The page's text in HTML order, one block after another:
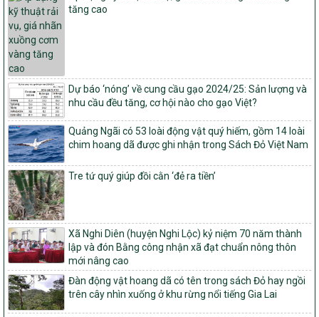
đạt nông thôn mới hiện đại và tỉnh, thành phố hoàn thành nhiệm
vụ xây dựng nông thôn mới giai đoạn 2026 – 2030
Quyết định số 16/2026/QĐ-TTg
Quy định nguyên tắc, tiêu chí, định mức phân bổ ngân sách trung
ương và tỉ lệ vốn đối ứng ngân sách của địa phương thực hiện
Chương trình mục tiêu quốc gia xây dựng nông thôn mới, giảm
nghèo bền vững và phát triển kinh tế – xã hội vùng đồng bào dân
tộc thiểu số và miền núi giai đoạn 2026 – 2030
1451/QĐ-UBND
Phê duyệt danh sách các xã thuộc nhóm 1, nhóm 2, nhóm 3
trong xây dựng nông thôn mới giai đoạn 2026-2030 trên địa bàn
tỉnh Nghệ An
103/PTNT-NTM
Về việc đăng ký thực hiện Dự án liên kết theo chuỗi giá trị thuộc
Dự án 2 – Chương trình Mục tiêu quốc gia Giảm nghèo bền vững
giai đoạn 2021-2025 được kéo dài sang năm 2026
827/QĐ-BNNMT
Quyết định Ban hành Kế hoạch triển khai thực hiện Chương trình
mục tiêu quốc gia xây dựng nông thôn mới, giảm nghèo bền
vững và phát triển kinh tế – xã hội vùng đồng bào dân tộc thiểu
tăng cao
Dự báo ‘nóng’ về cung cầu gạo 2024/25: Sản lượng và
nhu cầu đều tăng, cơ hội nào cho gạo Việt?
Quảng Ngãi có 53 loài động vật quý hiếm, gồm 14 loài
chim hoang dã được ghi nhận trong Sách Đỏ Việt Nam
Tre tứ quý giúp đồi cằn ‘đẻ ra tiền’
Xã Nghi Diên (huyện Nghi Lộc) kỷ niệm 70 năm thành
lập và đón Bằng công nhận xã đạt chuẩn nông thôn
mới nâng cao
Đàn động vật hoang dã có tên trong sách Đỏ hay ngồi
trên cây nhìn xuống ở khu rừng nổi tiếng Gia Lai